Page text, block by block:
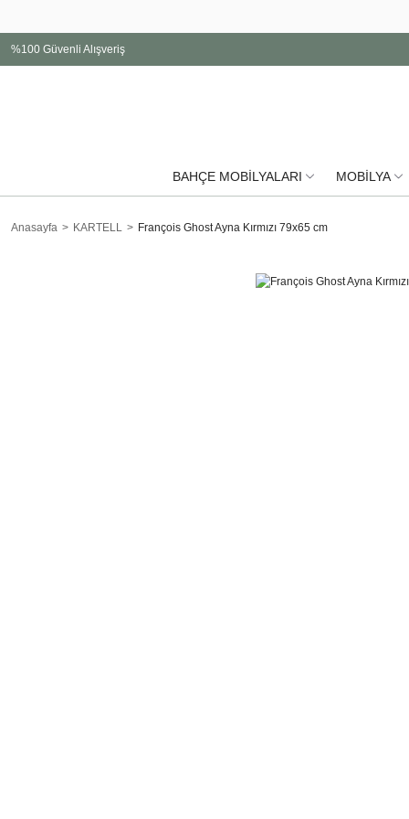
%100 Güvenli Alışveriş
BAHÇE MOBİLYALARI MOBİLYA
Anasayfa KARTELL François Ghost Ayna Kırmızı 79x65 cm